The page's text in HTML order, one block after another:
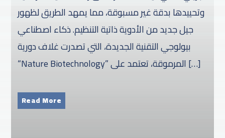
وتحييدها بدقة غير مسبوقة، مما يمهد الطريق لظهور
جيل جديد من الأدوية ذاتية التنظيم. ذكاء اصطناعي
بيولوجي التقنية الجديدة، التي تصدرت غلاف دورية
“Nature Biotechnology” المرموقة، تعتمد على […]
Read More